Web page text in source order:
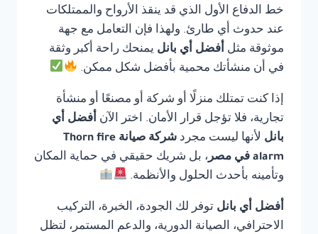
خط الدفاع الأول الذي قد ينقذ الأرواح والممتلكات
عند حدوث أي طارئ. ولهذا فإن التعامل مع جهة
موثوقة مثل أفضل أي بانل يمنحك راحة أكبر وثقة
في أن منشأتك محمية بأفضل شكل ممكن.
إذا كنت تمتلك منزلًا أو شركة أو مصنعًا أو منشأة
تجارية، فلا تؤجل قرار الأمان. اختر الآن أفضل أي
بانل لأنها ليست مجرد
شركة صيانة Thorn fire
alarm في مصر
، بل شريك حقيقي في حماية المكان
وتأمينه بأحدث الحلول والأنظمة.
أفضل أي بانل توفر لك الجودة، الخبرة، التركيب
الاحترافي، الصيانة الدورية، والدعم المستمر، لتظل